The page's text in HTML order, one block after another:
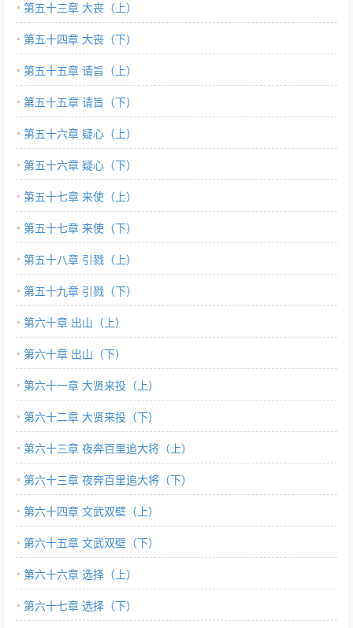
第五十三章 大丧（上）
第五十四章 大丧（下）
第五十五章 请旨（上）
第五十五章 请旨（下）
第五十六章 疑心（上）
第五十六章 疑心（下）
第五十七章 来使（上）
第五十七章 来使（下）
第五十八章 引戮（上）
第五十九章 引戮（下）
第六十章 出山（上）
第六十章 出山（下）
第六十一章 大贤来投（上）
第六十二章 大贤来投（下）
第六十三章 夜奔百里追大将（上）
第六十三章 夜奔百里追大将（下）
第六十四章 文武双壁（上）
第六十五章 文武双壁（下）
第六十六章 选择（上）
第六十七章 选择（下）